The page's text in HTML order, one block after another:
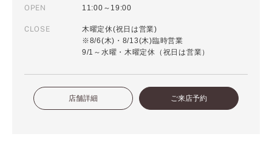
OPEN 11:00～19:00
CLOSE
木曜定休(祝日は営業)
※8/6(木)・8/13(木)臨時営業
9/1～水曜・木曜定休（祝日は営業）
店舗詳細 ご来店予約